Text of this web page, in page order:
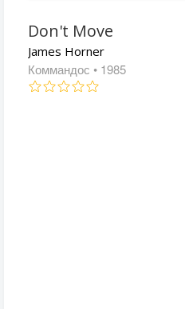
Don't Move
James Horner
Коммандос • 1985